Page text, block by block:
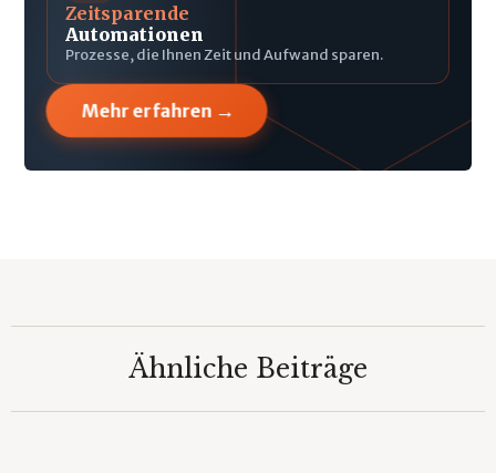
Zeitsparende
Automationen
Prozesse, die Ihnen Zeit und Aufwand sparen.
Mehr erfahren →
Ähnliche Beiträge